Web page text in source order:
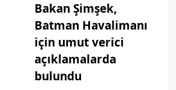
Bakan Şimşek,
Batman Havalimanı
için umut verici
açıklamalarda
bulundu